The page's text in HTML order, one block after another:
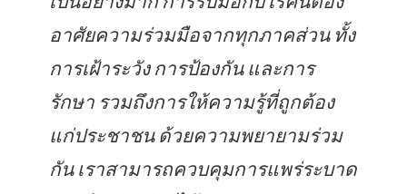
อาศัยความร่วมมือจากทุกภาคส่วน ทั้ง
การเฝ้าระวัง การป้องกัน และการ
รักษา รวมถึงการให้ความรู้ที่ถูกต้อง
แก่ประชาชน ด้วยความพยายามร่วม
กัน เราสามารถควบคุมการแพร่ระบาด